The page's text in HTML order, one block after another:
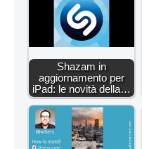
Shazam in
aggiornamento per
iPad: le novità della…